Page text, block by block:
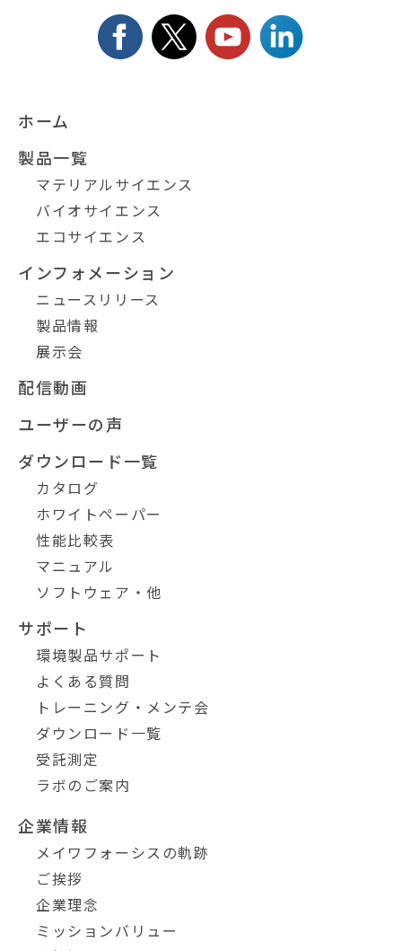
ホーム
製品一覧
マテリアルサイエンス
バイオサイエンス
エコサイエンス
インフォメーション
ニュースリリース
製品情報
展示会
配信動画
ユーザーの声
ダウンロード一覧
カタログ
ホワイトペーパー
性能比較表
マニュアル
ソフトウェア・他
サポート
環境製品サポート
よくある質問
トレーニング・メンテ会
ダウンロード一覧
受託測定
ラボのご案内
企業情報
メイワフォーシスの軌跡
ご挨拶
企業理念
ミッションバリュー